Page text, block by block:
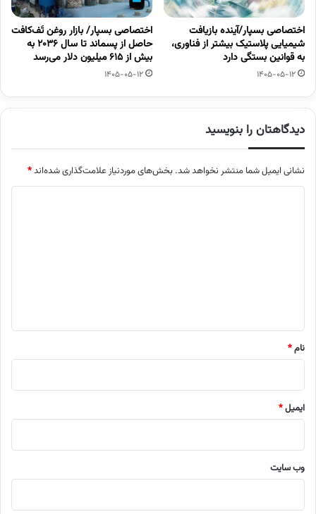
اختصاصی بسپار/آینده بازیافت
شیمیایی پلاستیک بیشتر از فناوری،
به قوانین بستگی دارد
1405-05-12
اختصاصی بسپار/ بازار روغن تَف‌کافت
حاصل از پسماند تا سال ۲۰۳۶ به
بیش از ۶۱۵ میلیون دلار می‌رسد
1405-05-12
دیدگاهتان را بنویسید
نشانی ایمیل شما منتشر نخواهد شد. بخش‌های موردنیاز علامت‌گذاری شده‌اند*
نام*
ایمیل*
وب‌ سایت